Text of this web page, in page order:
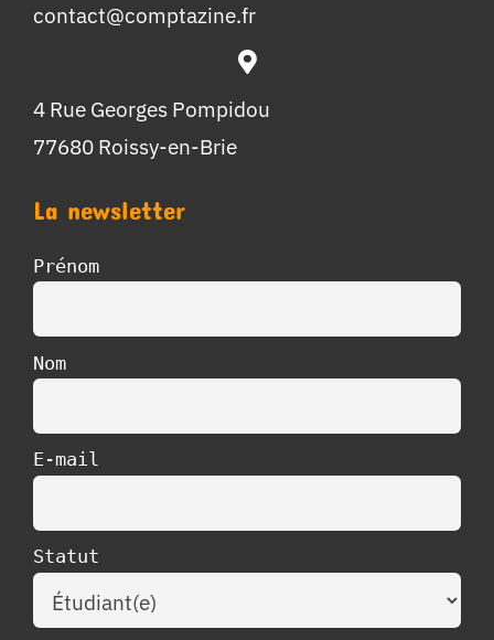
contact@comptazine.fr
4 Rue Georges Pompidou
77680 Roissy-en-Brie
La newsletter
Prénom
Nom
E-mail
Statut